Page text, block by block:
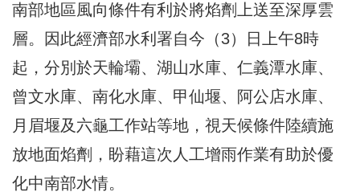
南部地區風向條件有利於將焰劑上送至深厚雲
層。因此經濟部水利署自今（3）日上午8時
起，分別於天輪壩、湖山水庫、仁義潭水庫、
曾文水庫、南化水庫、甲仙堰、阿公店水庫、
月眉堰及六龜工作站等地，視天候條件陸續施
放地面焰劑，盼藉這次人工增雨作業有助於優
化中南部水情。